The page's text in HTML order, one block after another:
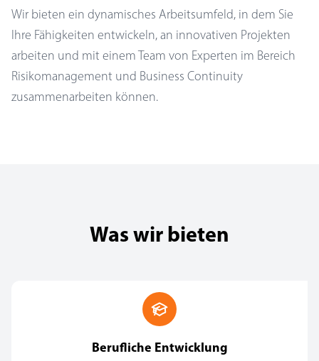
Wir bieten ein dynamisches Arbeitsumfeld, in dem Sie
Ihre Fähigkeiten entwickeln, an innovativen Projekten
arbeiten und mit einem Team von Experten im Bereich
Risikomanagement und Business Continuity
zusammenarbeiten können.
Was wir bieten
Berufliche Entwicklung